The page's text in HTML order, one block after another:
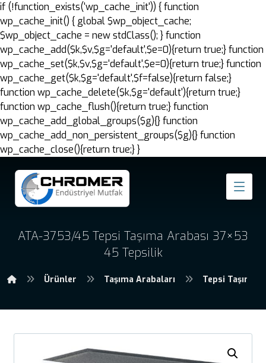
if (!function_exists('wp_cache_init')) { function
wp_cache_init() { global $wp_object_cache;
$wp_object_cache = new stdClass(); } function
wp_cache_add($k,$v,$g='default',$e=0){return true;} function
wp_cache_set($k,$v,$g='default',$e=0){return true;} function
wp_cache_get($k,$g='default',$f=false){return false;}
function wp_cache_delete($k,$g='default'){return true;}
function wp_cache_flush(){return true;} function
wp_cache_add_global_groups($g){} function
wp_cache_add_non_persistent_groups($g){} function
wp_cache_close(){return true;} }
ATA-3753/45 Tepsi Taşıma Arabası 37×53
45 Tepsilik
Ürünler Taşıma Arabaları Tepsi Taşıma